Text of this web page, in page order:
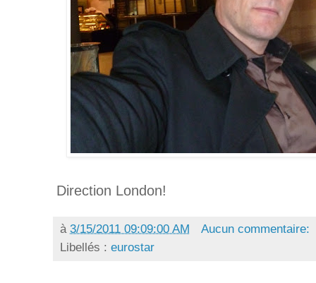
Direction London!
à 3/15/2011 09:09:00 AM
Aucun commentaire:
Libellés : eurostar